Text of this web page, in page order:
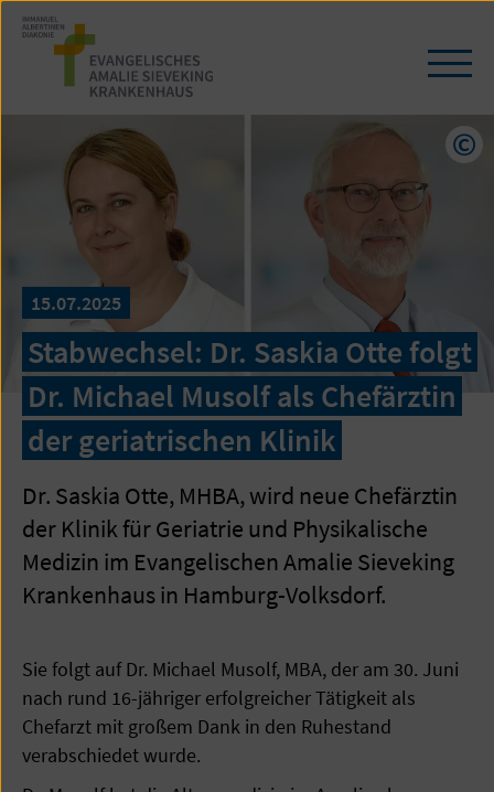
Zum
Seiteninhalt
springen
/
15.07.2025
Stabwechsel: Dr. Saskia Otte folgt
Dr. Michael Musolf als Chefärztin
der geriatrischen Klinik
Dr. Saskia Otte, MHBA, wird neue Chefärztin
der Klinik für Geriatrie und Physikalische
Medizin im Evangelischen Amalie Sieveking
Krankenhaus in Hamburg-Volksdorf.
Sie folgt auf Dr. Michael Musolf, MBA, der am 30. Juni
nach rund 16-jähriger erfolgreicher Tätigkeit als
Chefarzt mit großem Dank in den Ruhestand
verabschiedet wurde.